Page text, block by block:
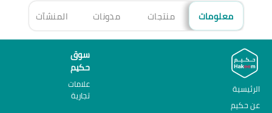
معلومات منتجات مدونات المنشآت
الرئيسية
عن حكيم
سوق
حكيم
علامات
تجارية